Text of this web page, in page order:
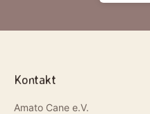
Kontakt
Amato Cane e.V.